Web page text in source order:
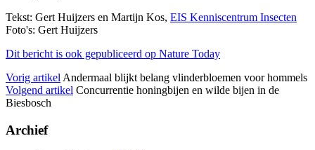
Tekst: Gert Huijzers en Martijn Kos, EIS Kenniscentrum Insecten
Foto's: Gert Huijzers
Dit bericht is ook gepubliceerd op Nature Today
Vorig artikel Andermaal blijkt belang vlinderbloemen voor hommels
Volgend artikel Concurrentie honingbijen en wilde bijen in de
Biesbosch
Archief